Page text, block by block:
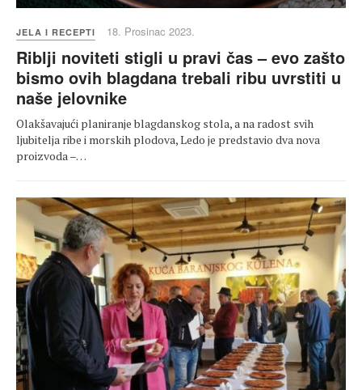
JELA I RECEPTI 18. Prosinac 2023.
Riblji noviteti stigli u pravi čas – evo zašto
bismo ovih blagdana trebali ribu uvrstiti u
naše jelovnike
Olakšavajući planiranje blagdanskog stola, a na radost svih
ljubitelja ribe i morskih plodova, Ledo je predstavio dva nova
proizvoda –…